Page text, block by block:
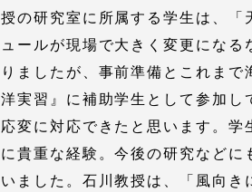
授の研究室に所属する学生は、「
ュールが現場で大きく変更にな
りましたが、事前準備とこれま
洋実習』に補助学生として参加し
応変に対応できたと思います。学
に貴重な経験。今後の研究などに
いました。石川教授は、「風向き